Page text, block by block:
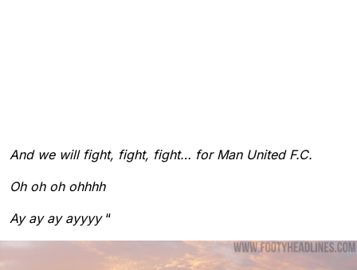
And we will fight, fight, fight… for Man United F.C.
Oh oh oh ohhhh
Ay ay ay ayyyy“